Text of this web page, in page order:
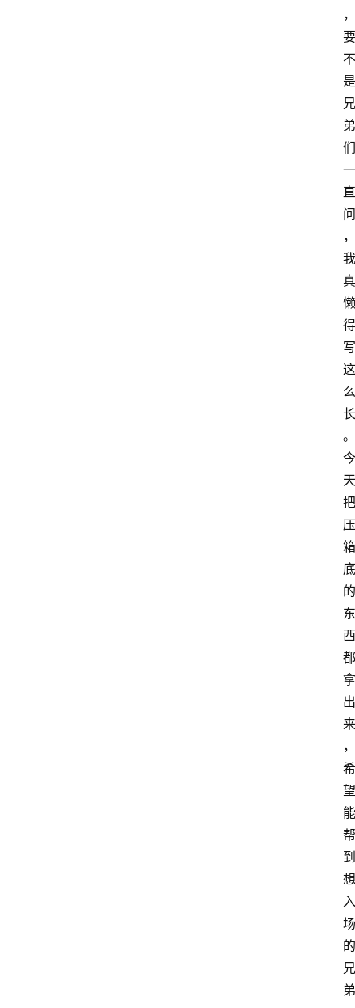
，
要
不
是
兄
弟
们
一
直
问
，
我
真
懒
得
写
这
么
长
。
今
天
把
压
箱
底
的
东
西
都
拿
出
来
，
希
望
能
帮
到
想
入
场
的
兄
弟